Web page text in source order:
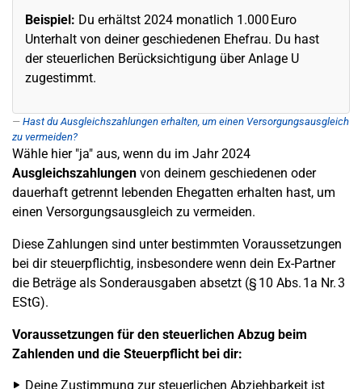
Beispiel: Du erhältst 2024 monatlich 1.000 Euro
Unterhalt von deiner geschiedenen Ehefrau. Du hast
der steuerlichen Berücksichtigung über Anlage U
zugestimmt.
Hast du Ausgleichszahlungen erhalten, um einen Versorgungsausgleich
zu vermeiden?
Wähle hier "ja" aus, wenn du im Jahr 2024
Ausgleichszahlungen von deinem geschiedenen oder
dauerhaft getrennt lebenden Ehegatten erhalten hast, um
einen Versorgungsausgleich zu vermeiden.
Diese Zahlungen sind unter bestimmten Voraussetzungen
bei dir steuerpflichtig, insbesondere wenn dein Ex-Partner
die Beträge als Sonderausgaben absetzt (§ 10 Abs. 1a Nr. 3
EStG).
Voraussetzungen für den steuerlichen Abzug beim
Zahlenden und die Steuerpflicht bei dir:
Deine Zustimmung zur steuerlichen Abziehbarkeit ist